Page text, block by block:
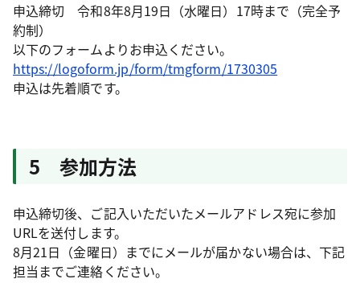
申込締切 令和8年8月19日（水曜日）17時まで（完全予
約制）
以下のフォームよりお申込ください。
https://logoform.jp/form/tmgform/1730305
申込は先着順です。
5 参加方法
申込締切後、ご記入いただいたメールアドレス宛に参加
URLを送付します。
8月21日（金曜日）までにメールが届かない場合は、下記
担当までご連絡ください。